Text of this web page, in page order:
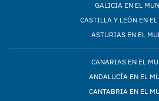
GALICIA EN EL
CASTILLA Y LEÓN EN
ASTURIAS EN EL
CANARIAS EN EL
ANDALUCÍA EN EL
CANTABRIA EN EL